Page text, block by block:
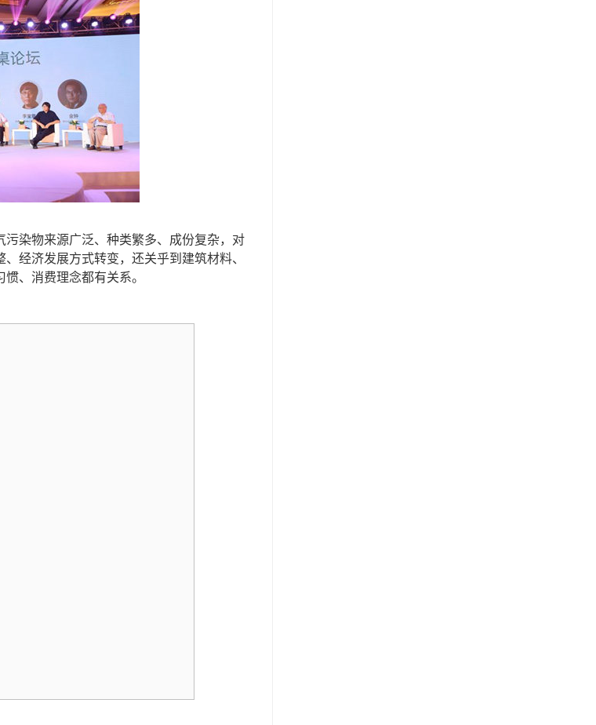
染物来源广泛、种类繁多、成份复杂，对
经济发展方式转变，还关乎到建筑材料、
、消费理念都有关系。